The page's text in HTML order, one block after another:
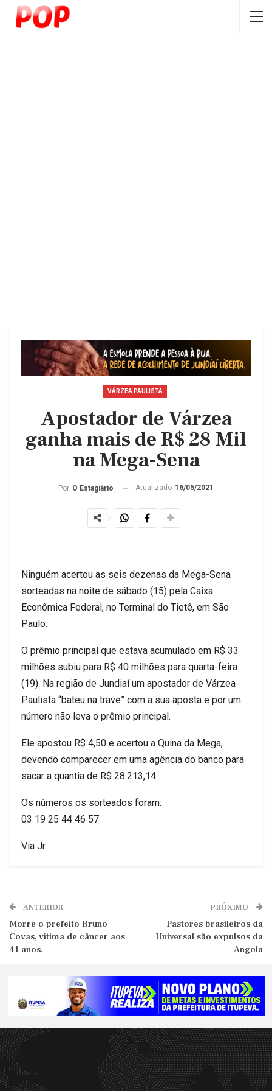
VÁRZEA PAULISTA
Apostador de Várzea
ganha mais de R$ 28 Mil
na Mega-Sena
Por O Estagiário Atualizado 16/05/2021
Ninguém acertou as seis dezenas da Mega-Sena
sorteadas na noite de sábado (15) pela Caixa
Econômica Federal, no Terminal do Tietê, em São
Paulo.
O prêmio principal que estava acumulado em R$ 33
milhões subiu para R$ 40 milhões para quarta-feira
(19). Na região de Jundiaí um apostador de Várzea
Paulista “bateu na trave” com a sua aposta e por um
número não leva o prêmio principal.
Ele apostou R$ 4,50 e acertou a Quina da Mega,
devendo comparecer em uma agência do banco para
sacar a quantia de R$ 28.213,14
Os números os sorteados foram:
03 19 25 44 46 57
Via Jr
ANTERIOR
Morre o prefeito Bruno
Covas, vítima de câncer aos
41 anos.
PRÓXIMO
Pastores brasileiros da
Universal são expulsos da
Angola